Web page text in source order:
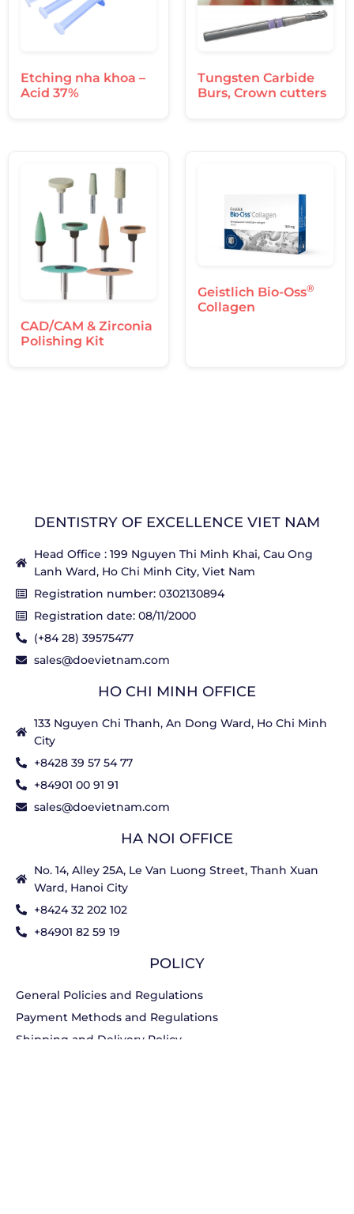
Etching nha khoa –
Acid 37%
Tungsten Carbide
Burs, Crown cutters
CAD/CAM & Zirconia
Polishing Kit
Geistlich Bio-Oss®
Collagen
DENTISTRY OF EXCELLENCE VIET NAM
Head Office : 199 Nguyen Thi Minh Khai, Cau Ong
Lanh Ward, Ho Chi Minh City, Viet Nam
Registration number: 0302130894
Registration date: 08/11/2000
(+84 28) 39575477
sales@doevietnam.com
HO CHI MINH OFFICE
133 Nguyen Chi Thanh, An Dong Ward, Ho Chi Minh
City
+8428 39 57 54 77
+84901 00 91 91
sales@doevietnam.com
HA NOI OFFICE
No. 14, Alley 25A, Le Van Luong Street, Thanh Xuan
Ward, Hanoi City
+8424 32 202 102
+84901 82 59 19
POLICY
General Policies and Regulations
Payment Methods and Regulations
Shipping and Delivery Policy